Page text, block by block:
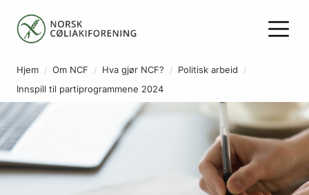
Hjem Om NCF Hva gjør NCF?
Politisk arbeid
Innspill til partiprogrammene 2024